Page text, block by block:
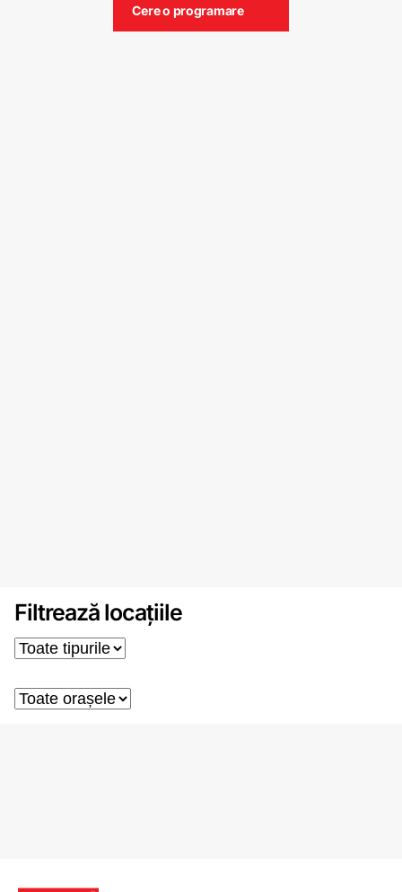
Cere o programare
Filtrează locațiile